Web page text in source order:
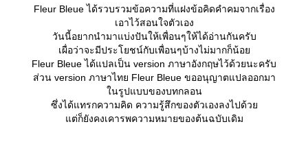
Fleur Bleue ได้รวบรวมข้อความที่แฝงข้อคิดคำคมจากเรื่อง
เอาไว้สอนใจตัวเอง
วันนี้อยากนำมาแบ่งปันให้เพื่อนๆให้ได้อ่านกันครับ
เผื่อว่าจะมีประโยชน์กับเพื่อนๆบ้างไม่มากก็น้อ
Fleur Bleue ได้แปลเป็น version ภาษาอังกฤษไว้ด้วยนะครับ
ส่วน version ภาษาไทย Fleur Bleue ขออนุญาตแปลออกมา
นรูปแบบของบทกลอน
ซึ่งได้แทรกความคิด ความรู้สึกของตัวเองลงไปด้ว
ต่ก็ยังคงเคารพความหมายของต้นฉบับเดิม